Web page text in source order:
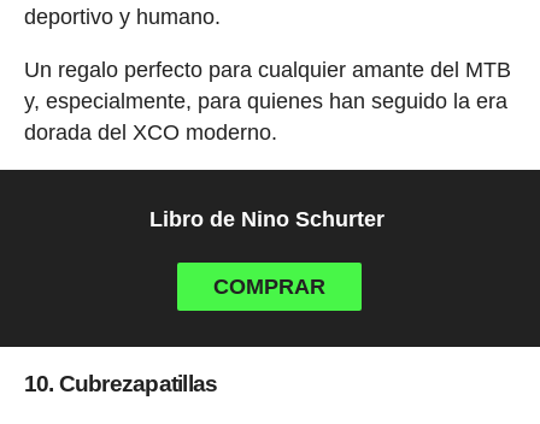
deportivo y humano.
Un regalo perfecto para cualquier amante del MTB
y, especialmente, para quienes han seguido la era
dorada del XCO moderno.
Libro de Nino Schurter
COMPRAR
10. Cubrezapatillas